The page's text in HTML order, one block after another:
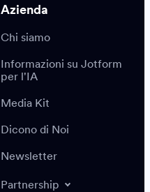
Azienda
Chi siamo
Informazioni su Jotform
per l'IA
Media Kit
Dicono di Noi
Newsletter
Partnership